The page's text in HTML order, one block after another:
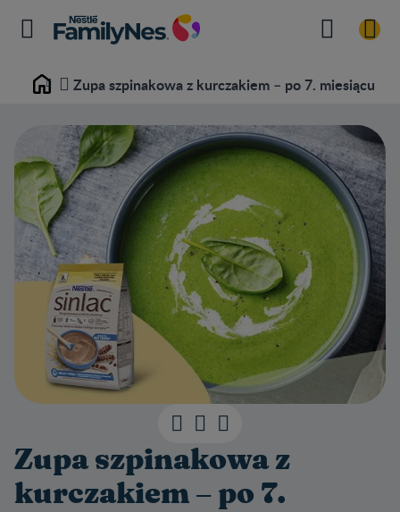
Home Zupa szpinakowa z kurczakiem – po 7. miesiącu
Zupa szpinakowa z
kurczakiem – po 7.